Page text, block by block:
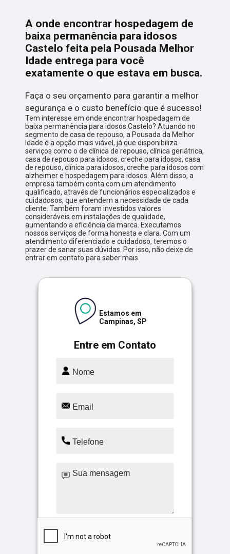
A onde encontrar hospedagem de
baixa permanência para idosos
Castelo feita pela Pousada Melhor
Idade entrega para você
exatamente o que estava em busca.
Faça o seu orçamento para garantir a melhor
segurança e o custo benefício que é sucesso!
Tem interesse em onde encontrar hospedagem de
baixa permanência para idosos Castelo? Atuando no
segmento de casa de repouso, a Pousada da Melhor
Idade é a opção mais viável, já que disponibiliza
serviços como o de clínica de repouso, clínica geriátrica,
casa de repouso para idosos, creche para idosos, casa
de repouso, clínica para idosos, creche para idosos com
alzheimer e hospedagem para idosos. Além disso, a
empresa também conta com um atendimento
qualificado, através de funcionários especializados e
cuidadosos, que entendem a necessidade de cada
cliente. Também foram investidos valores
consideráveis em instalações de qualidade,
aumentando a eficiência da marca. Executamos
nossos serviços de forma honesta e clara. Com um
atendimento diferenciado e cuidadoso, teremos o
prazer de sanar suas dúvidas. Por isso, não deixe de
entrar em contato para saber mais.
Entre em Contato
Estamos em
Campinas, SP